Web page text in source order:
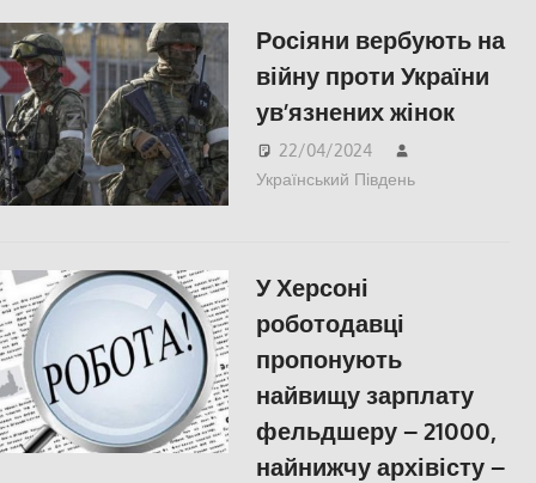
Росіяни вербують на
війну проти України
ув’язнених жінок
22/04/2024
Український Південь
У Херсоні
роботодавці
пропонують
найвищу зарплату
фельдшеру – 21000,
найнижчу архівісту –